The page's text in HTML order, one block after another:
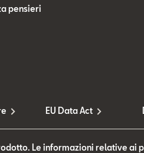
pensieri
EU Data Act
Le informazioni relative ai